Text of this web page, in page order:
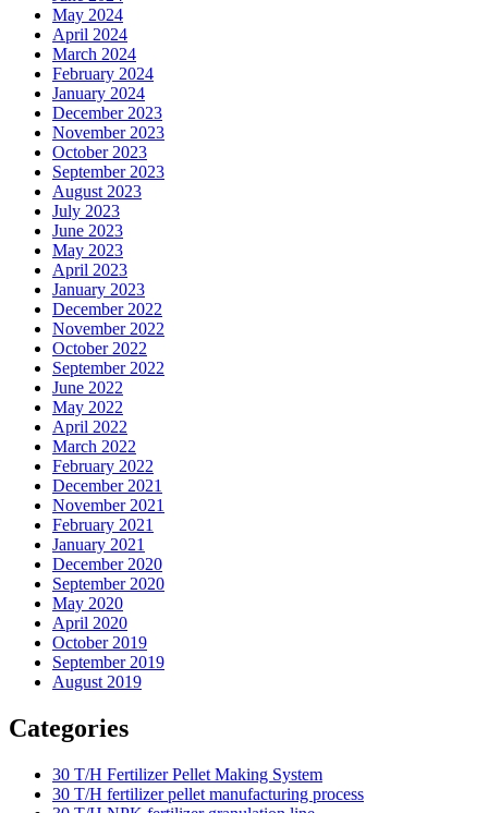
May 2024
April 2024
March 2024
February 2024
January 2024
December 2023
November 2023
October 2023
September 2023
August 2023
July 2023
June 2023
May 2023
April 2023
January 2023
December 2022
November 2022
October 2022
September 2022
June 2022
May 2022
April 2022
March 2022
February 2022
December 2021
November 2021
February 2021
January 2021
December 2020
September 2020
May 2020
April 2020
October 2019
September 2019
August 2019
Categories
30 T/H Fertilizer Pellet Making System
30 T/H fertilizer pellet manufacturing process